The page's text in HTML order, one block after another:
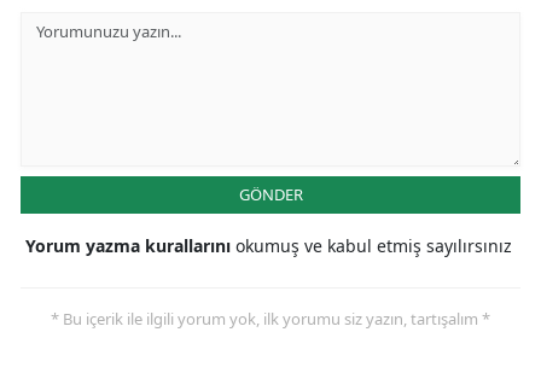
GÖNDER
Yorum yazma kurallarını okumuş ve kabul etmiş sayılırsınız
* Bu içerik ile ilgili yorum yok, ilk yorumu siz yazın, tartışalım *